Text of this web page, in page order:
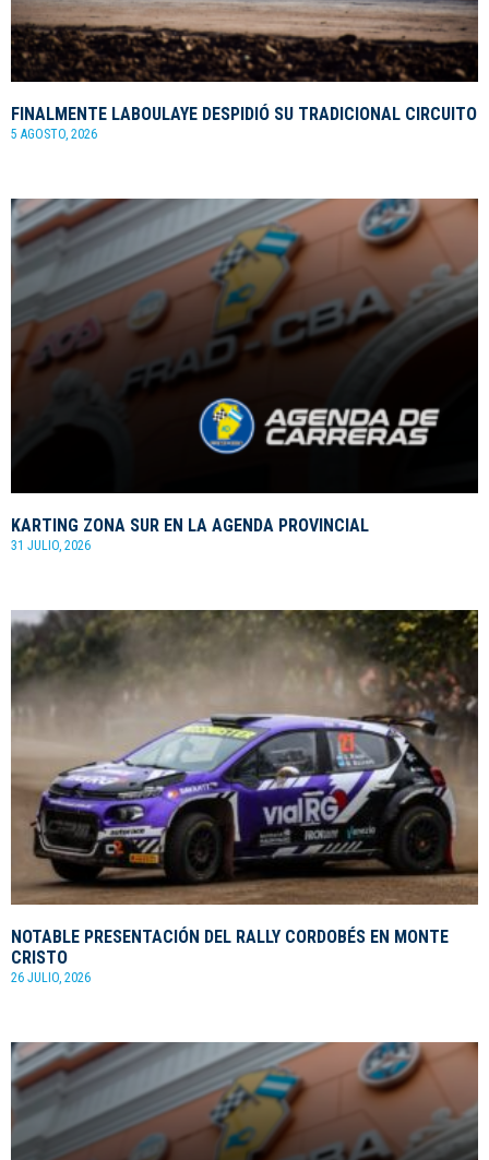
FINALMENTE LABOULAYE DESPIDIÓ SU TRADICIONAL CIRCUITO
5 AGOSTO, 2026
KARTING ZONA SUR EN LA AGENDA PROVINCIAL
31 JULIO, 2026
NOTABLE PRESENTACIÓN DEL RALLY CORDOBÉS EN MONTE
CRISTO
26 JULIO, 2026